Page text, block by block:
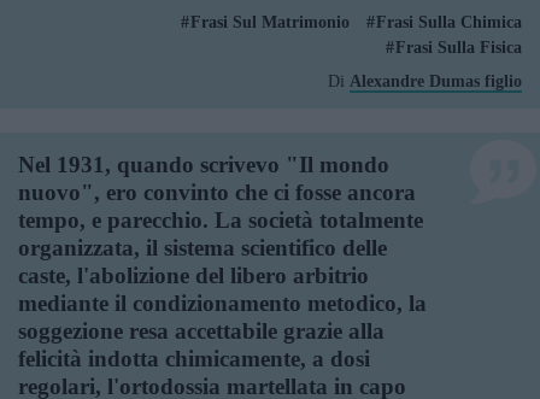
Frasi Sul Matrimonio
Frasi Sulla Chimica
Frasi Sulla Fisica
Di Alexandre Dumas figlio
Nel 1931, quando scrivevo "Il mondo
nuovo", ero convinto che ci fosse ancora
tempo, e parecchio. La società totalmente
organizzata, il sistema scientifico delle
caste, l'abolizione del libero arbitrio
mediante il condizionamento metodico, la
soggezione resa accettabile grazie alla
felicità indotta chimicamente, a dosi
regolari, l'ortodossia martellata in capo